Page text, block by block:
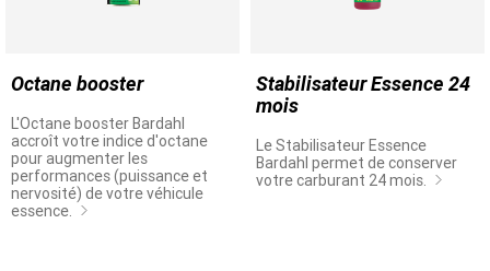
Octane booster
L'Octane booster Bardahl
accroît votre indice d'octane
pour augmenter les
performances (puissance et
nervosité) de votre véhicule
essence.
Stabilisateur Essence 24
mois
Le Stabilisateur Essence
Bardahl permet de conserver
votre carburant 24 mois.